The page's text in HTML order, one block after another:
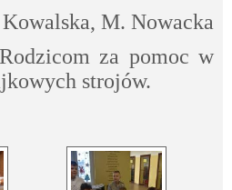
M. Nowacka
za pomoc w
strojów.